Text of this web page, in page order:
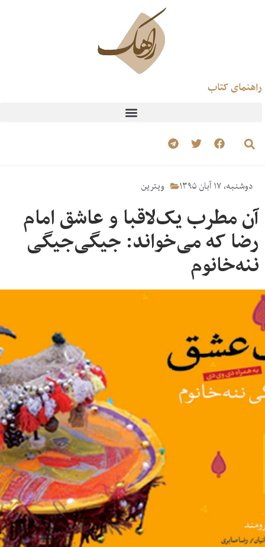
راهنمای کتاب
دوشنبه، ۱۷ آبان ۱۳۹۵ ویترین
آن مطرب یک‌لاقبا و عاشق امام
رضا که می‌خواند: جیگی‌جیگی
ننه‌خانوم